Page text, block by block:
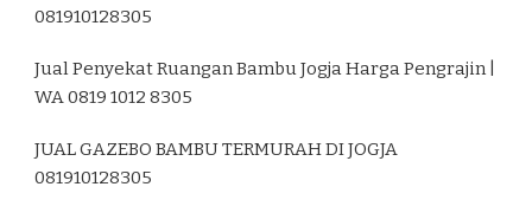
081910128305
Jual Penyekat Ruangan Bambu Jogja Harga Pengrajin |
WA 0819 1012 8305
JUAL GAZEBO BAMBU TERMURAH DI JOGJA
081910128305